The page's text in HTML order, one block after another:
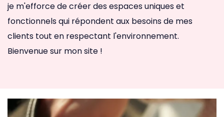
je m'efforce de créer des espaces uniques et
fonctionnels qui répondent aux besoins de mes
clients tout en respectant l'environnement.
Bienvenue sur mon site !